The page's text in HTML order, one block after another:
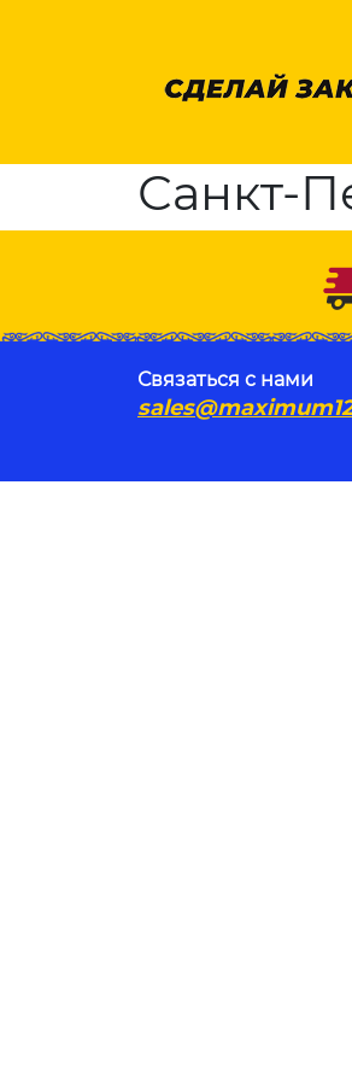
Санкт-
Связаться с нами